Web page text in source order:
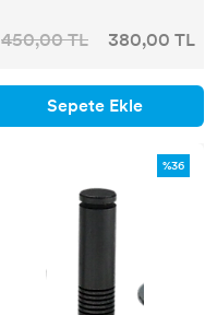
450,00 TL 380,00 TL
Sepete Ekle
%36